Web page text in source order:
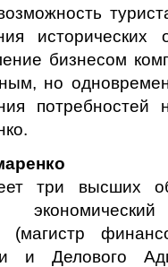
исторических
бизнесом
но
три высших
(магистр
и Делового